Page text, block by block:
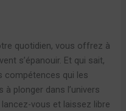
quotidien, vous offrez à
s’épanouir. Et qui sait,
compétences qui les
plonger dans l’univers
vous et laissez libre